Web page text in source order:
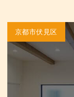
京都市伏見区